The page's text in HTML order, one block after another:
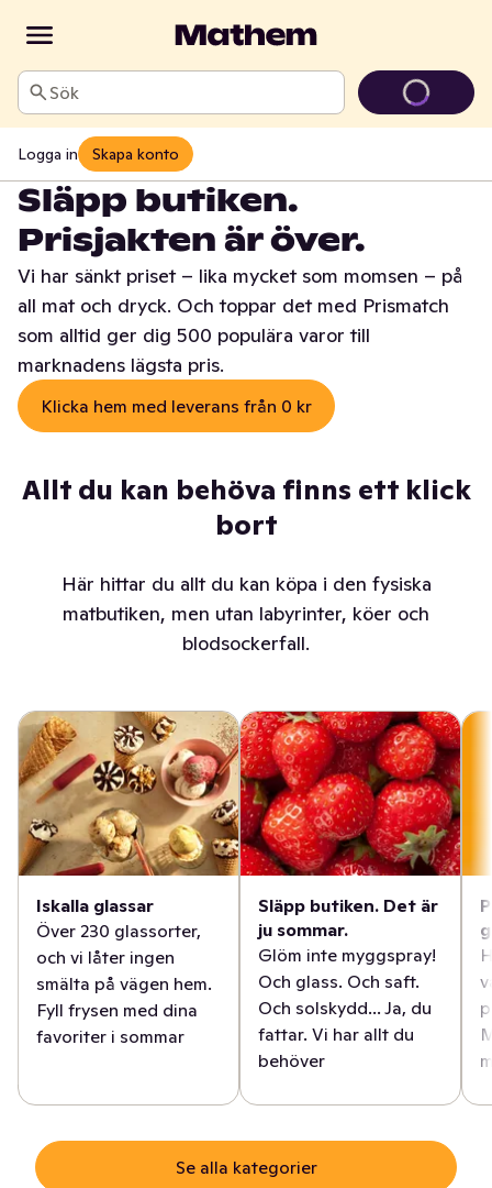
Sök
Logga in Skapa konto
Släpp butiken.
Prisjakten är över.
Vi har sänkt priset – lika mycket som momsen – på
all mat och dryck. Och toppar det med Prismatch
som alltid ger dig 500 populära varor till
marknadens lägsta pris.
Klicka hem med leverans från 0 kr
Allt du kan behöva finns ett klick
bort
Här hittar du allt du kan köpa i den fysiska
matbutiken, men utan labyrinter, köer och
blodsockerfall.
Iskalla glassar
Över 230 glassorter,
och vi låter ingen
smälta på vägen hem.
Fyll frysen med dina
favoriter i sommar
Släpp butiken. Det är
ju sommar.
Glöm inte myggspray!
Och glass. Och saft.
Och solskydd... Ja, du
fattar. Vi har allt du
behöver
Se alla kategorier